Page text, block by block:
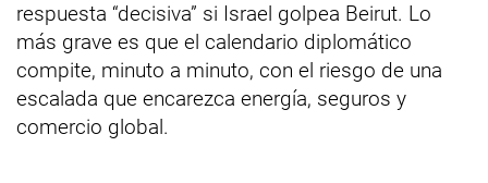
respuesta “decisiva” si Israel golpea Beirut. Lo
más grave es que el calendario diplomático
compite, minuto a minuto, con el riesgo de una
escalada que encarezca energía, seguros y
comercio global.